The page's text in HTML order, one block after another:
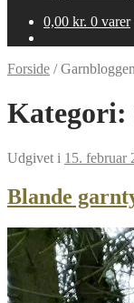
0,00 kr. 0 varer
Forside /Garnbloggen
Kategori:
Udgivet i 15. februar
Blande